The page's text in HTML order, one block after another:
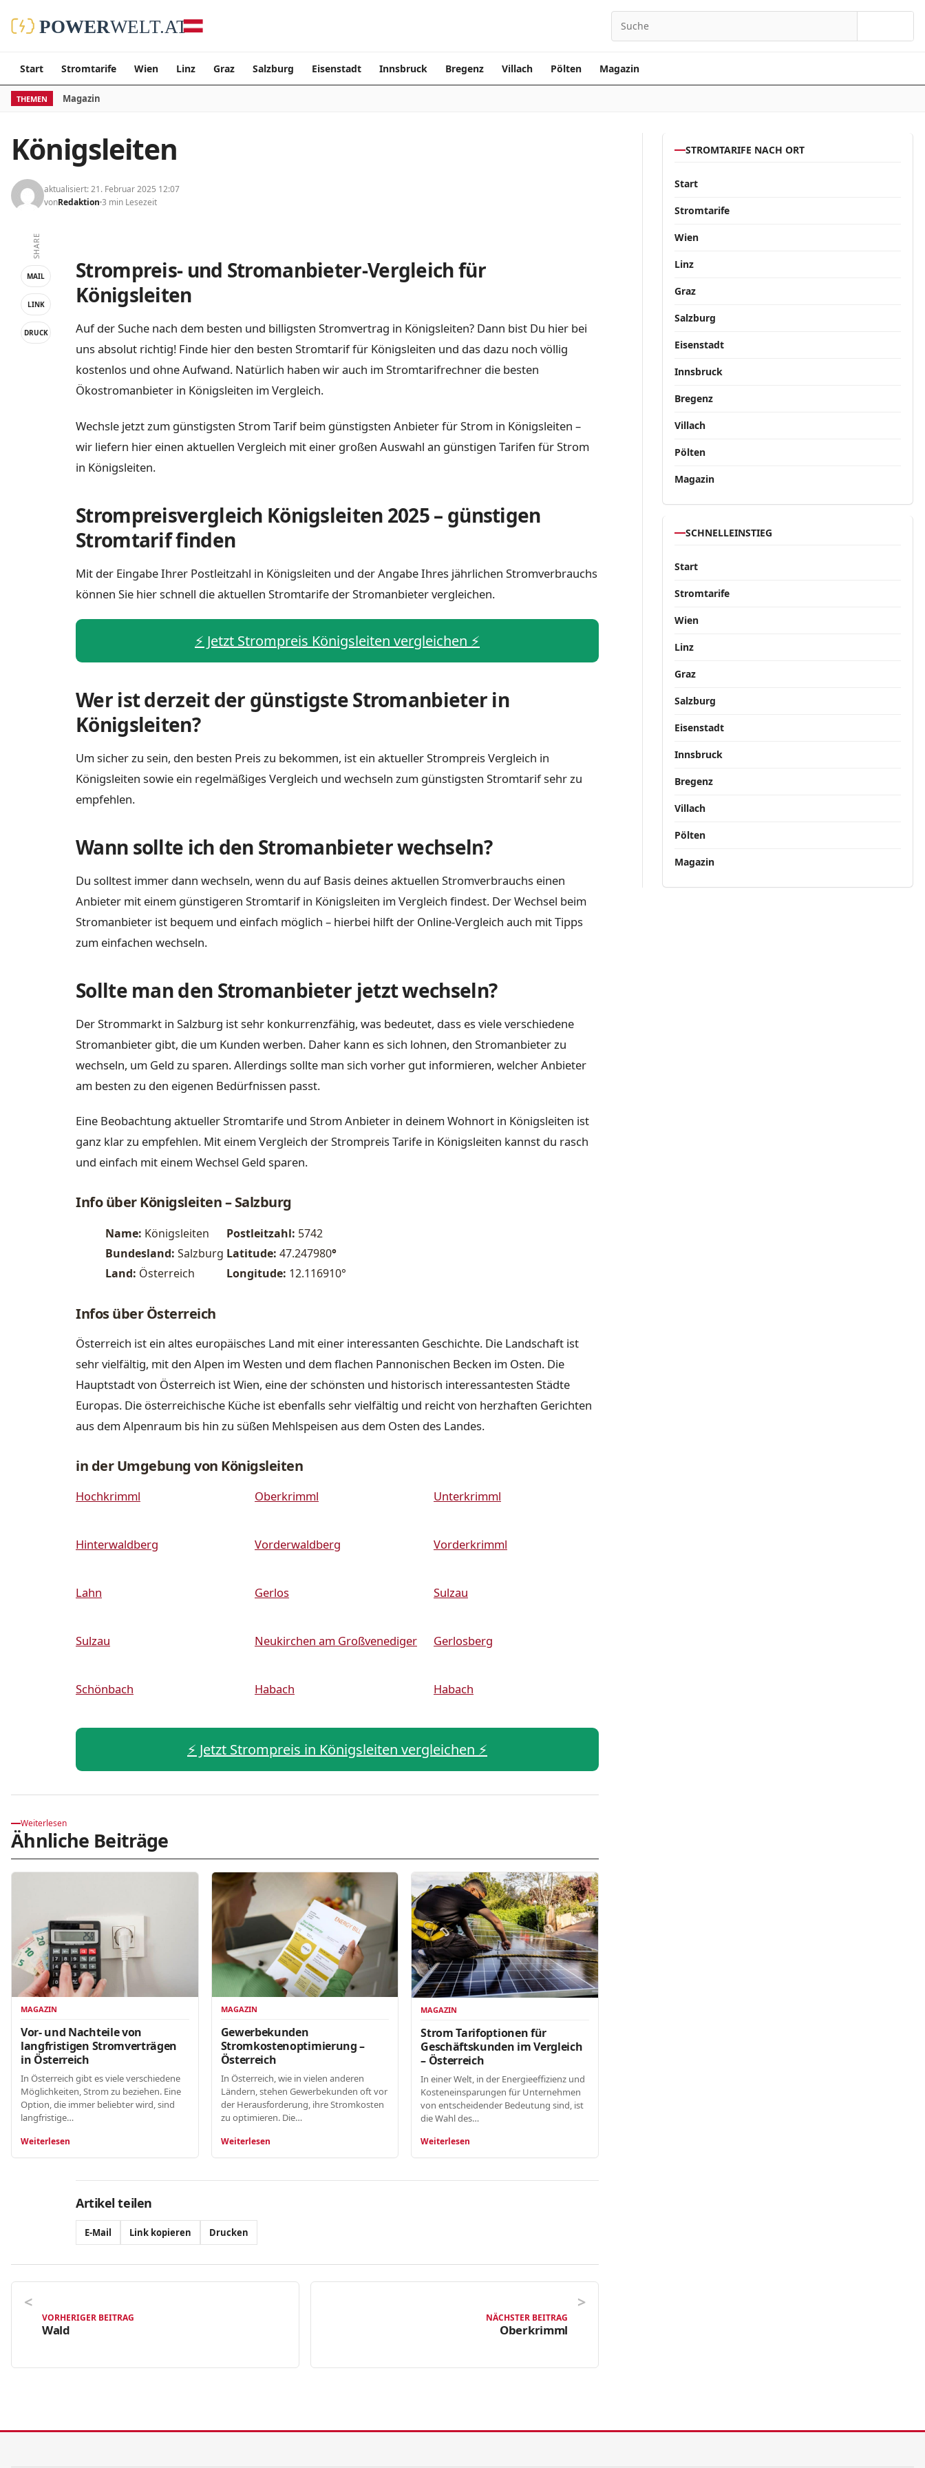
Start Stromtarife Wien Linz Graz Salzburg Eisenstadt Innsbruck Bregenz Villach Pölten Magazin
THEMEN Magazin
Königsleiten
aktualisiert: 21. Februar 2025 12:07
vonRedaktion 3 min Lesezeit
SHARE
MAIL
LINK
DRUCK
Strompreis- und Stromanbieter-Vergleich für
Königsleiten
Auf der Suche nach dem besten und billigsten Stromvertrag in Königsleiten? Dann bist Du hier bei
uns absolut richtig! Finde hier den besten Stromtarif für Königsleiten und das dazu noch völlig
kostenlos und ohne Aufwand. Natürlich haben wir auch im Stromtarifrechner die besten
Ökostromanbieter in Königsleiten im Vergleich.
Wechsle jetzt zum günstigsten Strom Tarif beim günstigsten Anbieter für Strom in Königsleiten –
wir liefern hier einen aktuellen Vergleich mit einer großen Auswahl an günstigen Tarifen für Strom
in Königsleiten.
Strompreisvergleich Königsleiten 2025 – günstigen
Stromtarif finden
Mit der Eingabe Ihrer Postleitzahl in Königsleiten und der Angabe Ihres jährlichen Stromverbrauchs
können Sie hier schnell die aktuellen Stromtarife der Stromanbieter vergleichen.
⚡️ Jetzt Strompreis Königsleiten vergleichen ⚡️
Wer ist derzeit der günstigste Stromanbieter in
Königsleiten?
Um sicher zu sein, den besten Preis zu bekommen, ist ein aktueller Strompreis Vergleich in
Königsleiten sowie ein regelmäßiges Vergleich und wechseln zum günstigsten Stromtarif sehr zu
empfehlen.
Wann sollte ich den Stromanbieter wechseln?
Du solltest immer dann wechseln, wenn du auf Basis deines aktuellen Stromverbrauchs einen
Anbieter mit einem günstigeren Stromtarif in Königsleiten im Vergleich findest. Der Wechsel beim
Stromanbieter ist bequem und einfach möglich – hierbei hilft der Online-Vergleich auch mit Tipps
zum einfachen wechseln.
Sollte man den Stromanbieter jetzt wechseln?
Der Strommarkt in Salzburg ist sehr konkurrenzfähig, was bedeutet, dass es viele verschiedene
Stromanbieter gibt, die um Kunden werben. Daher kann es sich lohnen, den Stromanbieter zu
wechseln, um Geld zu sparen. Allerdings sollte man sich vorher gut informieren, welcher Anbieter
am besten zu den eigenen Bedürfnissen passt.
Eine Beobachtung aktueller Stromtarife und Strom Anbieter in deinem Wohnort in Königsleiten ist
ganz klar zu empfehlen. Mit einem Vergleich der Strompreis Tarife in Königsleiten kannst du rasch
und einfach mit einem Wechsel Geld sparen.
Info über Königsleiten – Salzburg
Name: Königsleiten Postleitzahl: 5742
Bundesland: Salzburg Latitude: 47.247980°
Land: Österreich Longitude: 12.116910°
Infos über Österreich
Österreich ist ein altes europäisches Land mit einer interessanten Geschichte. Die Landschaft ist
sehr vielfältig, mit den Alpen im Westen und dem flachen Pannonischen Becken im Osten. Die
Hauptstadt von Österreich ist Wien, eine der schönsten und historisch interessantesten Städte
Europas. Die österreichische Küche ist ebenfalls sehr vielfältig und reicht von herzhaften Gerichten
aus dem Alpenraum bis hin zu süßen Mehlspeisen aus dem Osten des Landes.
in der Umgebung von Königsleiten
Hochkrimml Oberkrimml Unterkrimml
Hinterwaldberg Vorderwaldberg Vorderkrimml
Lahn Gerlos Sulzau
Sulzau Neukirchen am Großvenediger Gerlosberg
Schönbach Habach Habach
⚡️ Jetzt Strompreis in Königsleiten vergleichen ⚡️
Weiterlesen
Ähnliche Beiträge
MAGAZIN
Vor- und Nachteile von
langfristigen Stromverträgen
in Österreich
In Österreich gibt es viele verschiedene
Möglichkeiten, Strom zu beziehen. Eine
Option, die immer beliebter wird, sind
langfristige…
Weiterlesen
MAGAZIN
Gewerbekunden
Stromkostenoptimierung –
Österreich
In Österreich, wie in vielen anderen
Ländern, stehen Gewerbekunden oft vor
der Herausforderung, ihre Stromkosten
zu optimieren. Die…
Weiterlesen
MAGAZIN
Strom Tarifoptionen für
Geschäftskunden im Vergleich
– Österreich
In einer Welt, in der Energieeffizienz und
Kosteneinsparungen für Unternehmen
von entscheidender Bedeutung sind, ist
die Wahl des…
Weiterlesen
Artikel teilen
E-Mail Link kopieren Drucken
VORHERIGER BEITRAG
Wald
NÄCHSTER BEITRAG
Oberkrimml
STROMTARIFE NACH ORT
Start
Stromtarife
Wien
Linz
Graz
Salzburg
Eisenstadt
Innsbruck
Bregenz
Villach
Pölten
Magazin
SCHNELLEINSTIEG
Start
Stromtarife
Wien
Linz
Graz
Salzburg
Eisenstadt
Innsbruck
Bregenz
Villach
Pölten
Magazin